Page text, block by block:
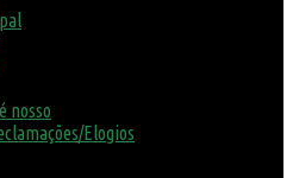
nosso
Elogios